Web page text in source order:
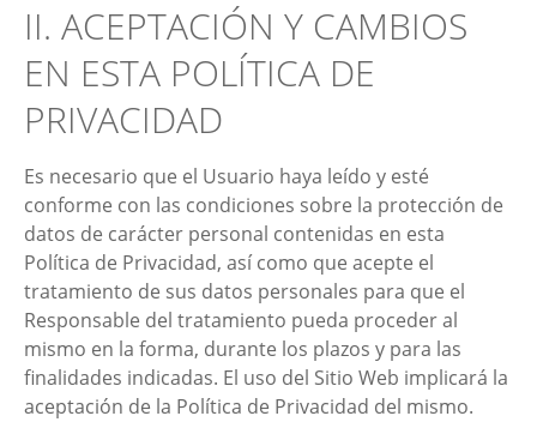
II. ACEPTACIÓN Y CAMBIOS
EN ESTA POLÍTICA DE
PRIVACIDAD
Es necesario que el Usuario haya leído y esté
conforme con las condiciones sobre la protección de
datos de carácter personal contenidas en esta
Política de Privacidad, así como que acepte el
tratamiento de sus datos personales para que el
Responsable del tratamiento pueda proceder al
mismo en la forma, durante los plazos y para las
finalidades indicadas. El uso del Sitio Web implicará la
aceptación de la Política de Privacidad del mismo.